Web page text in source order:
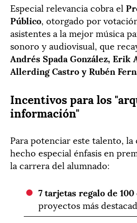
Especial relevancia cobra el
Público, otorgado por
asistentes a la mejor música
sonoro y audiovisual, que
Andrés Spada González, Erik
Allerding Castro y Rubén
Incentivos para los
información"
Para potenciar este talento, la
hecho especial énfasis en
la carrera del alumnado:
7 tarjetas regalo de
proyectos más